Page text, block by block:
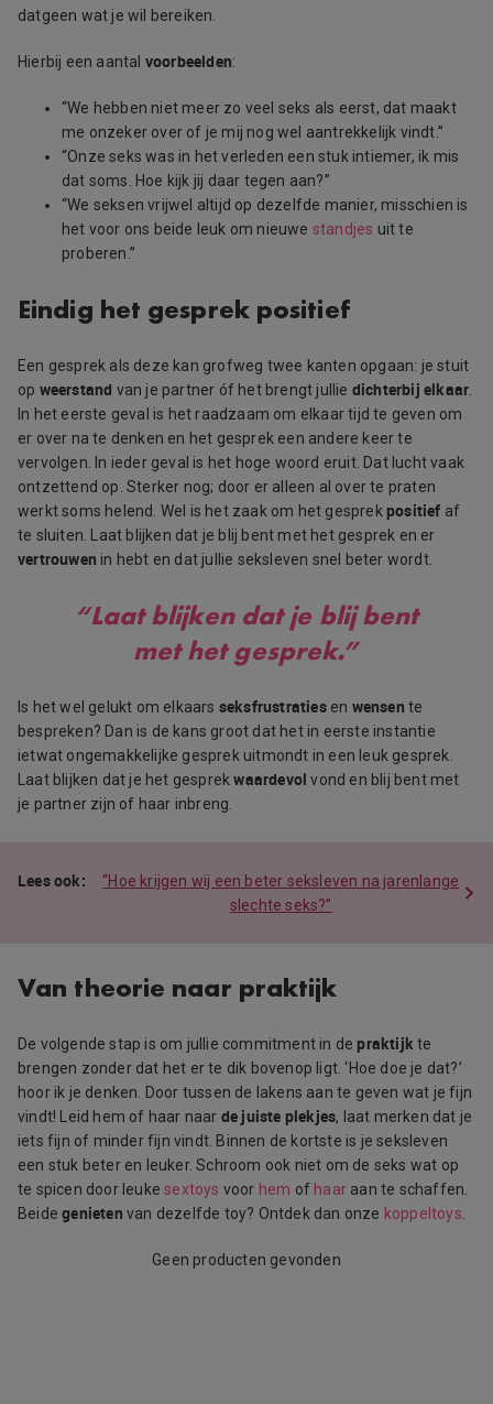
datgeen wat je wil bereiken.
Hierbij een aantal voorbeelden:
“We hebben niet meer zo veel seks als eerst, dat maakt
me onzeker over of je mij nog wel aantrekkelijk vindt.”
“Onze seks was in het verleden een stuk intiemer, ik mis
dat soms. Hoe kijk jij daar tegen aan?”
“We seksen vrijwel altijd op dezelfde manier, misschien is
het voor ons beide leuk om nieuwe standjes uit te
proberen.”
Eindig het gesprek positief
Een gesprek als deze kan grofweg twee kanten opgaan: je stuit
op weerstand van je partner óf het brengt jullie dichterbij elkaar
In het eerste geval is het raadzaam om elkaar tijd te geven om
er over na te denken en het gesprek een andere keer te
vervolgen. In ieder geval is het hoge woord eruit. Dat lucht vaak
ontzettend op. Sterker nog; door er alleen al over te praten
werkt soms helend. Wel is het zaak om het gesprekpositief af
te sluiten. Laat blijken dat je blij bent met het gesprek en er
vertrouwen in hebt en dat jullie seksleven snel beter wordt.
“Laat blijken dat je blij bent
met het gesprek.”
Is het wel gelukt om elkaars seksfrustratiesen wensen te
bespreken? Dan is de kans groot dat het in eerste instantie
ietwat ongemakkelijke gesprek uitmondt in een leuk gesprek.
Laat blijken dat je het gesprekwaardevol vond en blij bent met
je partner zijn of haar inbreng.
“Hoe krijgen wij een beter seksleven na jarenlange
slechte seks?”
Van theorie naar praktijk
De volgende stap is om jullie commitment in depraktijkte
brengen zonder dat het er te dik bovenop ligt. ‘Hoe doe je dat?’
hoor ik je denken. Door tussen de lakens aan te geven wat je fijn
vindt! Leid hem of haar naar de juiste plekjes, laat merken dat je
iets fijn of minder fijn vindt. Binnen de kortste is je seksleven
een stuk beter en leuker. Schroom ook niet om de seks wat op
te spicen door leukesextoys voor hem of haar aan te schaffen.
Beidegenieten van dezelfde toy? Ontdek dan onze koppeltoys
Geen producten gevonden